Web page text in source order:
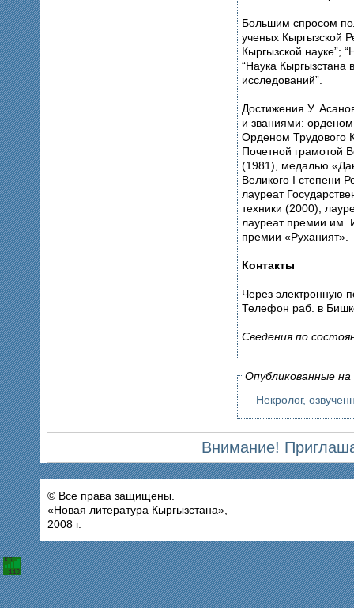
Большим спросом
ученых Кыргызской
Кыргызской науке”;
“Наука Кыргызстана
исследований”.
Достижения У.
и званиями:
Орденом Трудового
Почетной грамотой Верховного Совета Киргизской ССР
(1981), медалью
Великого I степени
лауреат
техники (2000),
лауреат премии им.
премии «Руханият».
Контакты
Через электронную
Телефон раб. в
Сведения по
Опубликованные
— Некролог,
Внимание!
© Все права защищены.
«Новая литература Кыргызстана»,
2008 г.